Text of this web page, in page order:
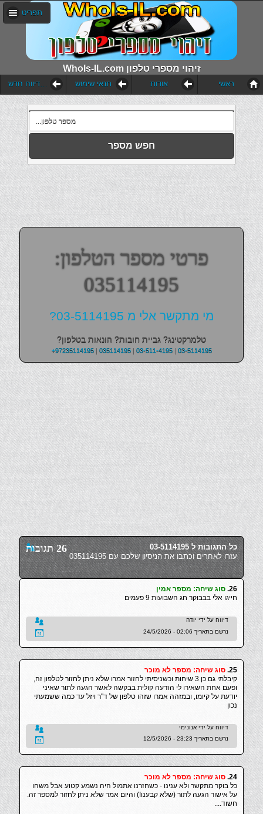
WhoIs-IL.com זיהוי מספרי טלפון
תפריט
הוסף דיווח חדש תנאי שימוש אודות ראשי
חפש מספר
פרטי מספר הטלפון:
035114195
מי מתקשר אלי מ 03-5114195?
טלמרקטינג? גביית חובות? הונאות בטלפון?
+97235114195| 035114195| 03-511-4195| 03-5114195
26 תגובות
כל התגובות ל 03-5114195
עזרו לאחרים וכתבו את הניסיון שלכם עם 035114195
26. סוג שיחה: מספר אמין
חייגו אלי בבבוקר חג השבועות 9 פעמים
דיווח על ידי יודה
נרשם בתאריך 02:06 - 24/5/2026
25. סוג שיחה: מספר לא מוכר
קיבלתי גם כן 3 שיחות וכשניסיתי לחזור אמרו שלא ניתן לחזור לטלפון זה,
ופעם אחת השאירו לי הודעה קולית בבקשה לאשר הגעה לתור שאיני
יודעת על קיומו, ובמזהה אמרו שזהו טלפון של ד"ר ויזל עד כמה ששמעתי
נכון
דיווח על ידי אנונימי
נרשם בתאריך 23:23 - 12/5/2026
24. סוג שיחה: מספר לא מוכר
כל בוקר מתקשר ולא ענינו - כשחזרנו אתמול היה נשמע קטוע אבל משהו
על אישור הגעה לתור (שלא קבענו!) והיום אמר שלא ניתן לחזור למספר זה.
חשוד....